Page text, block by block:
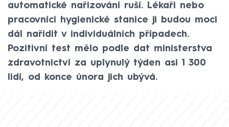
automatické nařizování ruší. Lékaři nebo
pracovníci hygienické stanice ji budou moci
dál nařídit v individuálních případech.
Pozitivní test mělo podle dat ministerstva
zdravotnictví za uplynulý týden asi 1 300
lidí, od konce února jich ubývá.